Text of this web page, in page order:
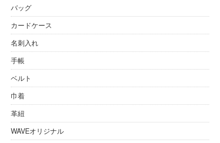
バッグ
カードケース
名刺入れ
手帳
ベルト
巾着
革紐
WAVEオリジナル